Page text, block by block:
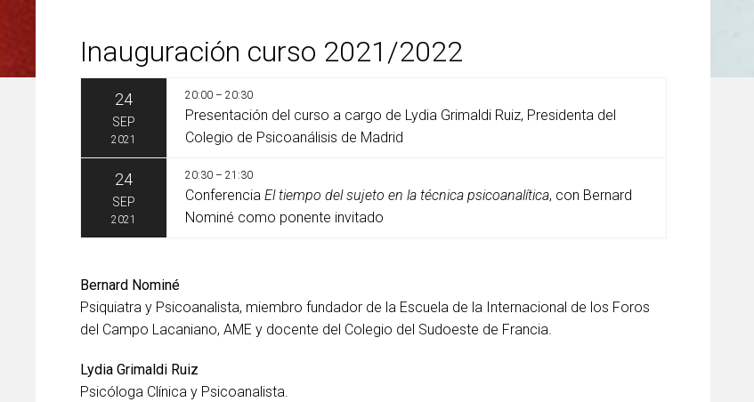
Inauguración curso 2021/2022
24
SEP
2021
20:00 – 20:30
Presentación del curso a cargo de Lydia Grimaldi Ruiz, Presidenta del
Colegio de Psicoanálisis de Madrid
24
SEP
2021
20:30 – 21:30
ConferenciaEl tiempo del sujeto en la técnica psicoanalítica, con Bernard
Nominé como ponente invitado
Bernard Nominé
Psiquiatra y Psicoanalista, miembro fundador de la Escuela de la Internacional de los Foros
del Campo Lacaniano, AME y docente del Colegio del Sudoeste de Francia.
Lydia Grimaldi Ruiz
Psicóloga Clínica y Psicoanalista.